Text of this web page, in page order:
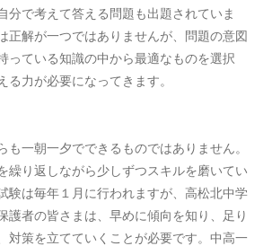
分で考えて答える問題も出題されていま
正解が一つではありませんが、問題の意図
っている知識の中から最適なものを選択
る力が必要になってきます。
も一朝一夕でできるものではありません。
繰り返しながら少しずつスキルを磨いてい
験は毎年１月に行われますが、高松北中学
護者の皆さまは、早めに傾向を知り、足り
対策を立てていくことが必要です。中高一